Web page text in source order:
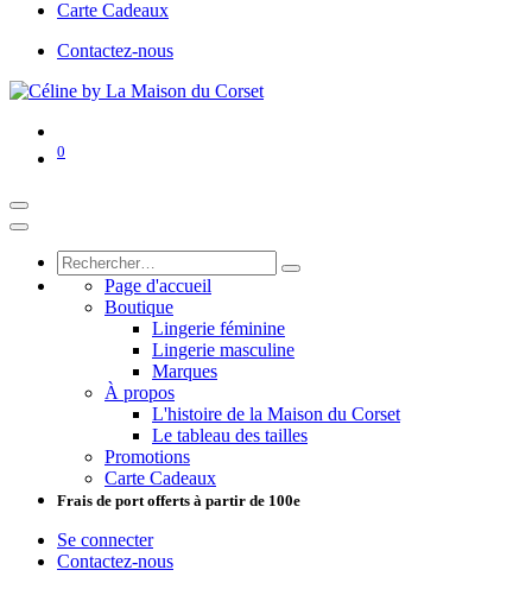
Carte Cadeaux
Contactez-nous
0
Page d'accueil
Boutique
Lingerie féminine
Lingerie masculine
Marques
À propos
L'histoire de la Maison du Corset
Le tableau des tailles
Promotions
Carte Cadeaux
Frais de port offerts à partir de 100e
Se connecter
Contactez-nous